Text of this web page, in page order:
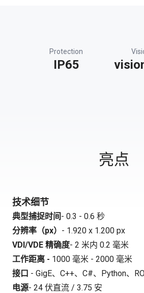
Protection
IP65
亮点
技术细节
典型捕捉时间- 0.3 - 0.6 秒
分辨率（px） - 1.920 x 1.200 px
VDI/VDE 精确度- 2 米内 0.2 毫米
工作距离 - 1000 毫米 - 2000 毫米
接口 - GigE、C++、C#、Python、
电源- 24 伏直流 / 3.75 安